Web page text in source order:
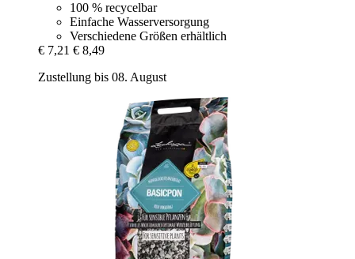
100 % recycelbar
Einfache Wasserversorgung
Verschiedene Größen erhältlich
€ 7,21 € 8,49
Zustellung bis 08. August